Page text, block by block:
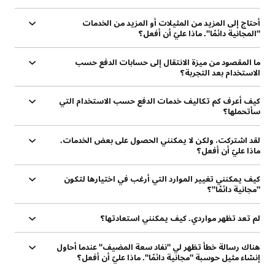
أحتاج إلى المزيد من المثيلات أو المزيد من الخدمات
"المجانية دائمًا". ماذا عليّ أن أفعل؟
ما المقصود من ميزة الانتقال إلى حسابات الدفع حسب
الاستخدام بعد التجربة؟
كيف أعرف كم تكاليف خدمات الدفع حسب الاستخدام التي
سأتحملها؟
لقد اشتركت، ولكن لا يمكنني الحصول على بعض الخدمات.
ماذا عليّ أن أفعل؟
كيف يمكنني تغيير الموارد التي أرغب في اختيارها لتكون
"مجانية دائمًا"؟
لم تعد تظهر مواردي. كيف يمكنني استعادتها؟
هناك رسالة خطأ تظهر لي "نفاد سعة المضيف" عندما أحاول
إنشاء مثيل حوسبة "مجانية دائمًا". ماذا عليّ أن أفعل؟